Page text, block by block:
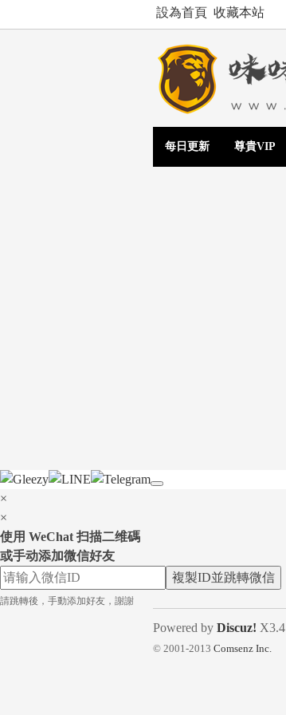
設為首頁 收藏本站
每日更新 尊貴VIP
×
×
使用 WeChat 扫描二维碼
或手动添加微信好友
複製ID並跳轉微信
請跳轉後，手動添加好友，謝謝
Powered by Discuz! X3.4
© 2001-2013 Comsenz Inc.